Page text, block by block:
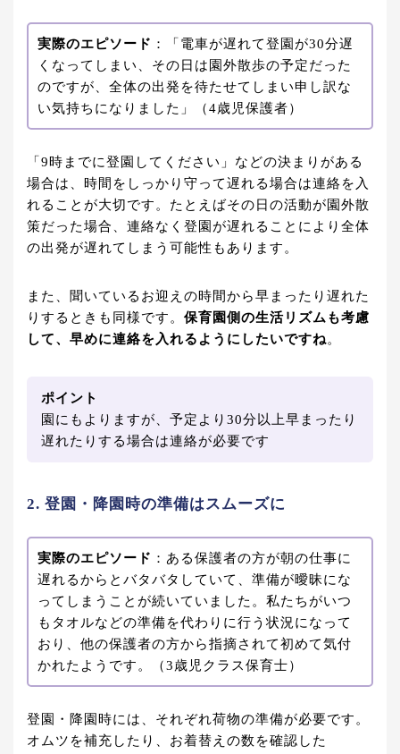
実際のエピソード ：「電車が遅れて登園が30分遅
くなってしまい、その日は園外散歩の予定だった
のですが、全体の出発を待たせてしまい申し訳な
い気持ちになりました」（4歳児保護者）
「9時までに登園してください」などの決まりがある
場合は、時間をしっかり守って遅れる場合は連絡を入
れることが大切です。たとえばその日の活動が園外散
策だった場合、連絡なく登園が遅れることにより全体
の出発が遅れてしまう可能性もあります。
また、聞いているお迎えの時間から早まったり遅れた
りするときも同様です。 保育園側の生活リズムも考慮
して、早めに連絡を入れるようにしたいですね。
ポイント
園にもよりますが、予定より30分以上早まったり
遅れたりする場合は連絡が必要です
2. 登園・降園時の準備はスムーズに
実際のエピソード ：ある保護者の方が朝の仕事に
遅れるからとバタバタしていて、準備が曖昧にな
ってしまうことが続いていました。私たちがいつ
もタオルなどの準備を代わりに行う状況になって
おり、他の保護者の方から指摘されて初めて気付
かれたようです。（3歳児クラス保育士）
登園・降園時には、それぞれ荷物の準備が必要です。
オムツを補充したり、お着替えの数を確認した